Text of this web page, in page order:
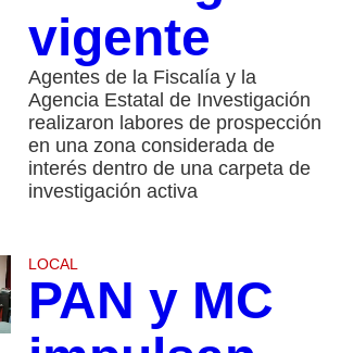
vigente
Agentes de la Fiscalía y la
Agencia Estatal de Investigación
realizaron labores de prospección
en una zona considerada de
interés dentro de una carpeta de
investigación activa
LOCAL
PAN y MC